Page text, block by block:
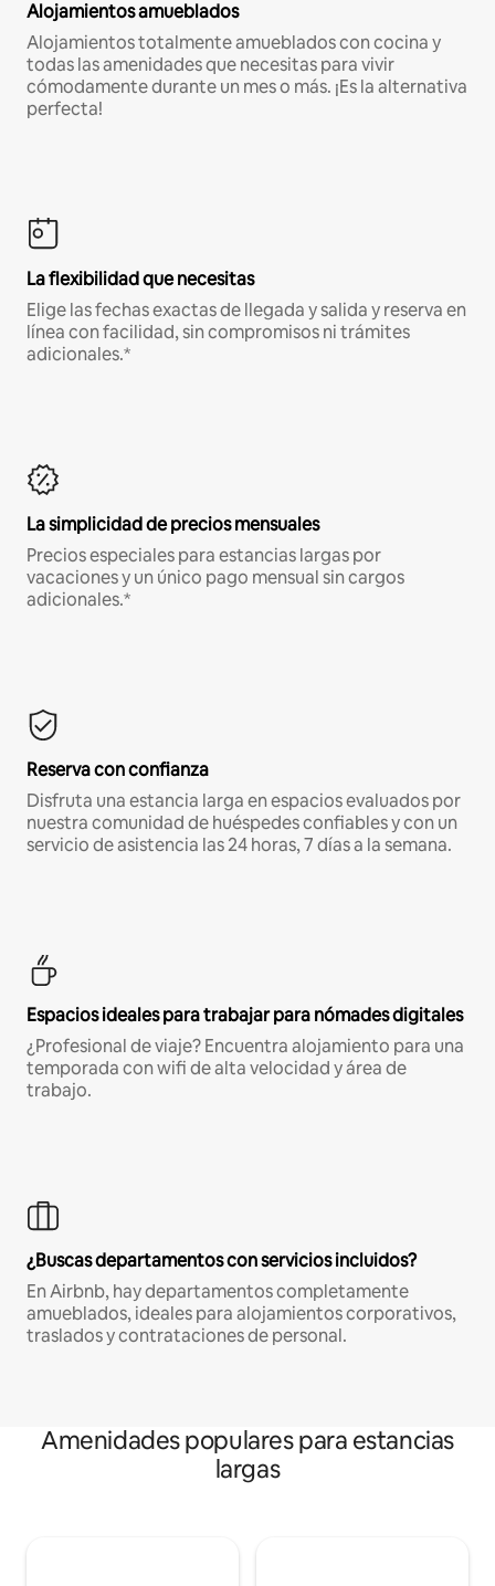
Alojamientos amueblados
Alojamientos totalmente amueblados con cocina y
todas las amenidades que necesitas para vivir
cómodamente durante un mes o más. ¡Es la alternativa
perfecta!
La flexibilidad que necesitas
Elige las fechas exactas de llegada y salida y reserva en
línea con facilidad, sin compromisos ni trámites
adicionales.*
La simplicidad de precios mensuales
Precios especiales para estancias largas por
vacaciones y un único pago mensual sin cargos
adicionales.*
Reserva con confianza
Disfruta una estancia larga en espacios evaluados por
nuestra comunidad de huéspedes confiables y con un
servicio de asistencia las 24 horas, 7 días a la semana.
Espacios ideales para trabajar para nómades digitales
¿Profesional de viaje? Encuentra alojamiento para una
temporada con wifi de alta velocidad y área de
trabajo.
¿Buscas departamentos con servicios incluidos?
En Airbnb, hay departamentos completamente
amueblados, ideales para alojamientos corporativos,
traslados y contrataciones de personal.
Amenidades populares para estancias
largas